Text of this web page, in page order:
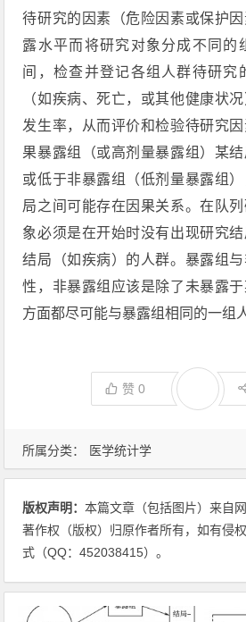
待研究的因素（危险因素或保护
露水平而将研究对象分成不同的
间，检查并登记各组人群待研究
（如疾病、死亡，或其他健康状
发生率，从而评价和检验待研究
果暴露组（或高剂量暴露组）某
或低于非暴露组（低剂量暴露组
局之间可能存在因果关系。在队
象必须是在开始时没有出现研究
结局（如疾病）的人群。暴露组
性，非暴露组应该是除了未暴露
方面都尽可能与暴露组相同的一组
赞0
所属分类： 医学统计学
版权声明：本篇文章（包括图片）来自
著作权（版权）归原作者所有，如有侵
式（QQ：452038415）。